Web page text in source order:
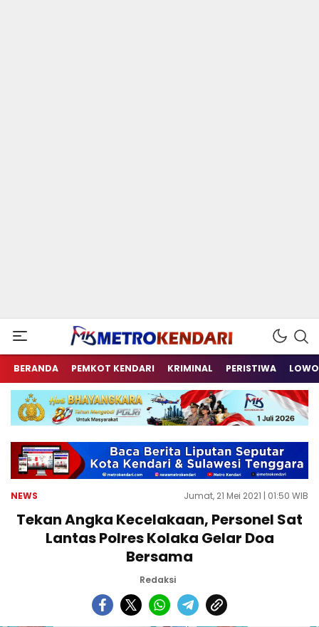
metrokendari
Berita Terkini Sulawesi Tenggara
BERANDA PEMKOT KENDARI KRIMINAL PERISTIWA
NEWS Jumat, 21 Mei 2021 | 01:50 WIB
Tekan Angka Kecelakaan, Personel Sat
Lantas Polres Kolaka Gelar Doa
Bersama
Redaksi